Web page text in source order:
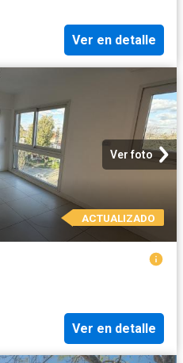
Ver en detalle
Ver foto
ACTUALIZADO
Ver en detalle